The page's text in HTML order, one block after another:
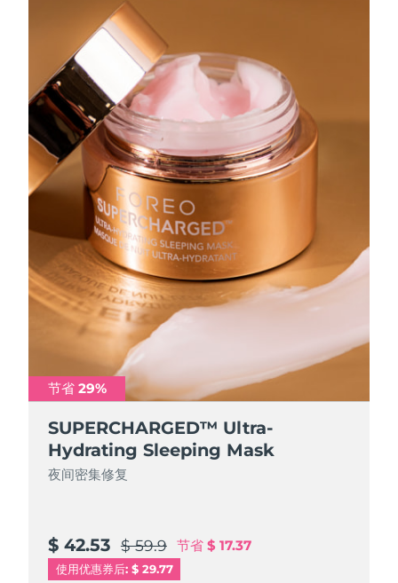
节省 29%
SUPERCHARGED™ Ultra-
Hydrating Sleeping Mask
夜间密集修复
$ 42.53 $ 59.9 节省 $ 17.37
使用优惠券后: $ 29.77